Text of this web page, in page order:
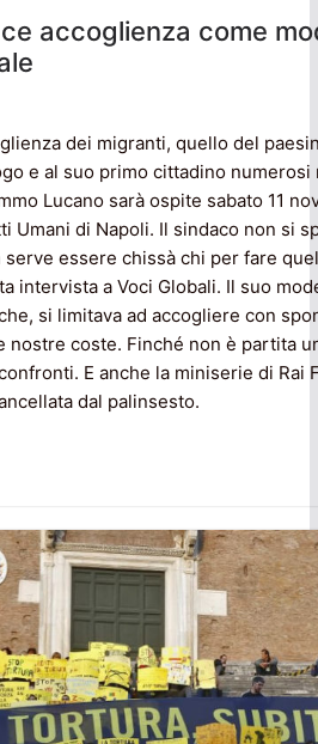
accoglienza come
dei migranti, quello del
e al suo primo cittadino
Lucano sarà ospite sabato 11
Umani di Napoli. Il sindaco non si
serve essere chissà chi per fare
intervista a Voci Globali. Il suo
si limitava ad accogliere con
nostre coste. Finché non è partita
E anche la miniserie di Rai
dal palinsesto.